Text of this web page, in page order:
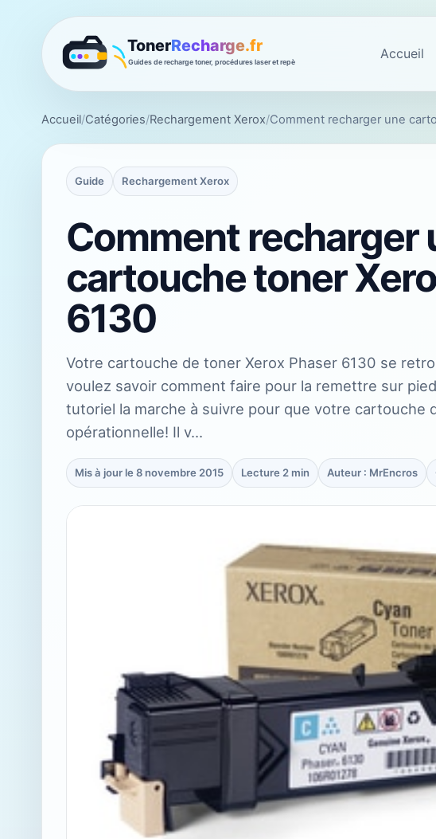
Accueil
Accueil/Catégories/Rechargement Xerox/Comment recharger une
Guide Rechargement Xerox
Comment recharger
cartouche toner
6130
Votre cartouche de toner Xerox Phaser 6130 se
voulez savoir comment faire pour la remettre sur
tutoriel la marche à suivre pour que votre cartouche
opérationnelle! Il v…
Mis à jour le 8 novembre 2015 Lecture 2 min Auteur : MrEncros